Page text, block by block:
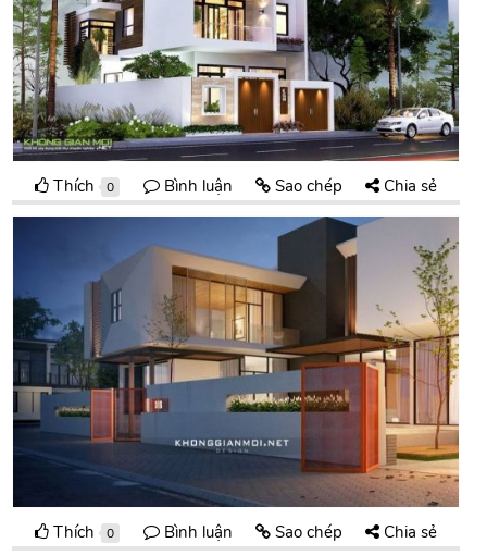
Thích 0 Bình luận Sao chép Chia sẻ
Thích 0 Bình luận Sao chép Chia sẻ